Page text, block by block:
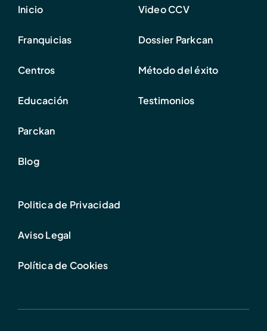
Inicio
Franquicias
Centros
Educación
Parckan
Blog
Video CCV
Dossier Parkcan
Método del éxito
Testimonios
Politica de Privacidad
Aviso Legal
Política de Cookies